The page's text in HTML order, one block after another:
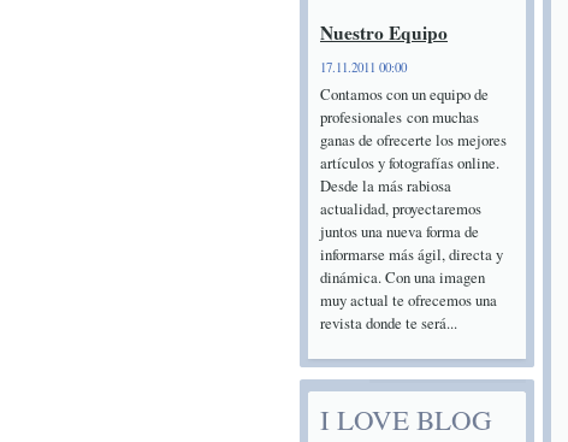
Nuestro Equipo
17.11.2011 00:00
Contamos con un equipo de
profesionales con muchas
ganas de ofrecerte los mejores
artículos y fotografías online.
Desde la más rabiosa
actualidad, proyectaremos
juntos una nueva forma de
informarse más ágil, directa y
dinámica. Con una imagen
muy actual te ofrecemos una
revista donde te será...
I LOVE BLOG